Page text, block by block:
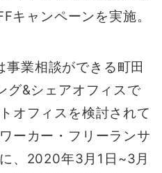
キャンペーンを実施。
業相談ができる町田
グ&シェアオフィスで
オフィスを検討されて
ーカー・フリーランサ
、2020年3月1日~3月